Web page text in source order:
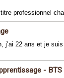
titre professionnel
j’ai 22 ans et je
-